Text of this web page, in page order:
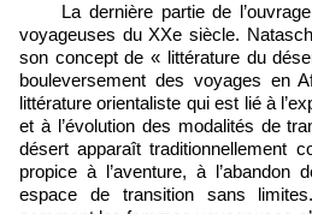
La dernière partie de
voyageuses du XXe siècle.
son concept de « littérature du
bouleversement des voyages en
littérature orientaliste qui est lié à
et à l’évolution des modalités de
désert apparaît traditionnellement
propice à l’aventure, à
espace de transition sans